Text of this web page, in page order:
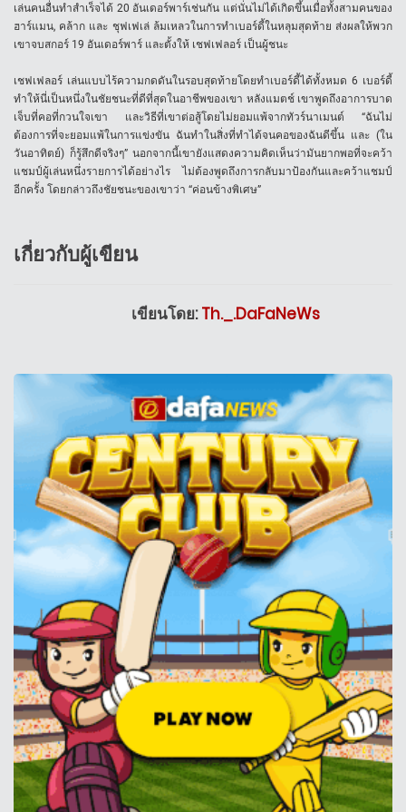
เล่นคนอื่นทำสำเร็จได้ 20 อันเดอร์พาร์เช่นกัน แต่นั่นไม่ได้เกิดขึ้นเมื่อทั้งสามคนของ
ฮาร์แมน, คล้าก และ ชุฟเฟเล่ ล้มเหลวในการทำเบอร์ดี้ในหลุมสุดท้าย ส่งผลให้พวก
เขาจบสกอร์ 19 อันเดอร์พาร์ และตั้งให้ เชฟเฟลอร์ เป็นผู้ชนะ
เชฟเฟลอร์ เล่นแบบไร้ความกดดันในรอบสุดท้ายโดยทำเบอร์ดี้ได้ทั้งหมด 6 เบอร์ดี้
ทำให้นี่เป็นหนึ่งในชัยชนะที่ดีที่สุดในอาชีพของเขา หลังแมตช์ เขาพูดถึงอาการบาด
เจ็บที่คอที่กวนใจเขา และวิธีที่เขาต่อสู้โดยไม่ยอมแพ้จากทัวร์นาเมนต์ “ฉันไม่
ต้องการที่จะยอมแพ้ในการแข่งขัน ฉันทำในสิ่งที่ทำได้จนคอของฉันดีขึ้น และ (ใน
วันอาทิตย์) ก็รู้สึกดีจริงๆ” นอกจากนี้เขายังแสดงความคิดเห็นว่ามันยากพอที่จะคว้า
แชมป์ผู้เล่นหนึ่งรายการได้อย่างไร ไม่ต้องพูดถึงการกลับมาป้องกันและคว้าแชมป์
อีกครั้ง โดยกล่าวถึงชัยชนะของเขาว่า “ค่อนข้างพิเศษ”
เกี่ยวกับผู้เขียน
เขียนโดย:Th._.DaFaNeWs